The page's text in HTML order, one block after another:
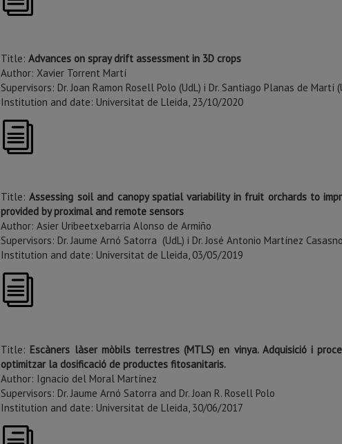
Title: Advances on spray drift assessment in 3D crops
Author: Xavier Torrent Martí
Supervisors: Dr. Joan Ramon Rosell Polo (UdL) i Dr. Santiago Planas de Martí
Institution and date: Universitat de Lleida, 23/10/2020
Title: Assessing soil and canopy spatial variability in fruit orchards to
provided by proximal and remote sensors
Author: Asier Uribeetxebarria Alonso de Armiño
Supervisors: Dr. Jaume Arnó Satorra (UdL) i Dr. José Antonio Martínez
Institution and date: Universitat de Lleida, 03/05/2019
Title: Escàners làser mòbils terrestres (MTLS) en vinya. Adquisició i
optimitzar la dosificació de productes fitosanitaris.
Author: Ignacio del Moral Martínez
Supervisors: Dr. Jaume Arnó Satorra and Dr. Joan R. Rosell Polo
Institution and date: Universitat de Lleida, 30/06/2017